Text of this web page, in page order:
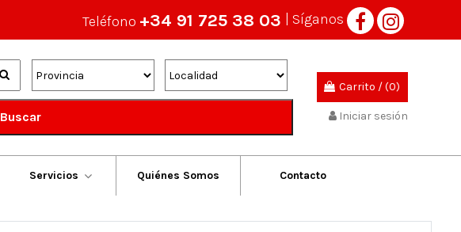
Teléfono +34 91 725 38 03 | Síganos
Buscar
Carrito /(0)
Iniciar sesión
Servicios Quiénes Somos Contacto